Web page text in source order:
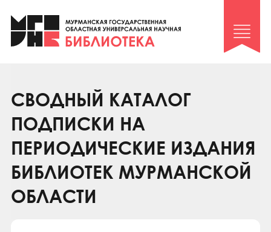
Клуб «Гиря и сельдерей»
Клуб «Семейный архив»
Коллегам
Контакты
СВОДНЫЙ КАТАЛОГ
ПОДПИСКИ НА
ПЕРИОДИЧЕСКИЕ ИЗДАНИЯ
БИБЛИОТЕК МУРМАНСКОЙ
ОБЛАСТИ